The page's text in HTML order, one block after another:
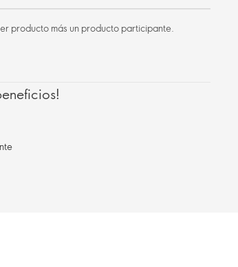
producto más un producto participante.